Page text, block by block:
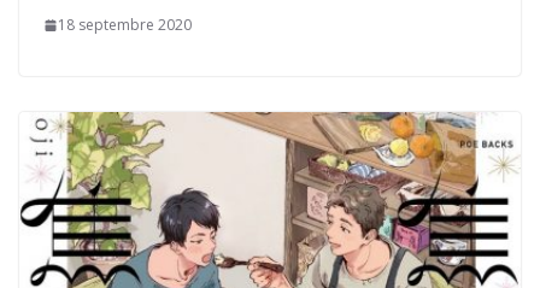
18 septembre 2020